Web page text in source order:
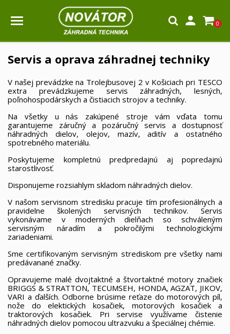
 0
Servis a oprava záhradnej techniky
V našej prevádzke na Trolejbusovej 2 v Košiciach pri TESCO
extra prevádzkujeme servis záhradných, lesných,
poľnohospodárskych a čistiacich strojov a techniky.
Na všetky u nás zakúpené stroje vám vďata tomu
garantujeme záručný a pozáručný servis a dostupnosť
náhradných dielov, olejov, mazív, aditív a ostatného
spotrebného materiálu.
Poskytujeme kompletnú predpredajnú aj popredajnú
starostlivosť.
Disponujeme rozsiahlym skladom náhradných dielov.
V našom servisnom stredisku pracuje tím profesionálnych a
pravidelne školených servisných technikov. Servis
vykonávame v moderných dielňach so schváleným
servisným náradím a pokročilými technologickými
zariadeniami.
Sme certifikovaným servisným strediskom pre všetky nami
predávanané značky.
Opravujeme malé dvojtaktné a štvortaktné motory značiek
BRIGGS & STRATTON, TECUMSEH, HONDA, AGZAT, JIKOV,
VARI a ďalších. Odborne brúsime reťaze do motorových píl,
nože do elektických kosačiek, motorových kosačiek a
traktorových kosačiek. Pri servise využívame čistenie
náhradných dielov pomocou ultrazvuku a špeciálnej chémie.